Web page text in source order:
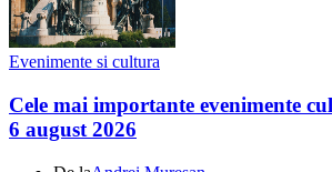
Evenimente si cultura
Cele mai importante evenimente
6 august 2026